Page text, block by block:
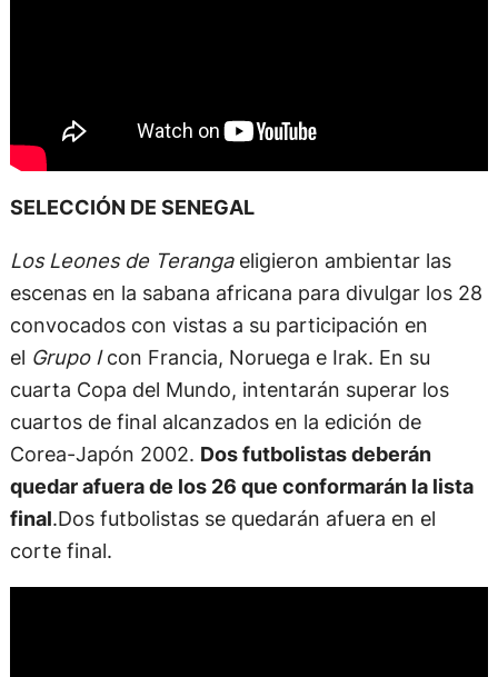
SELECCIÓN DE SENEGAL
Los Leones de Teranga eligieron ambientar las
escenas en la sabana africana para divulgar los 28
convocados con vistas a su participación en
el Grupo Icon Francia, Noruega e Irak. En su
cuarta Copa del Mundo, intentarán superar los
cuartos de final alcanzados en la edición de
Corea-Japón 2002. Dos futbolistas deberán
quedar afuera de los 26 que conformarán la lista
final.Dos futbolistas se quedarán afuera en el
corte final.